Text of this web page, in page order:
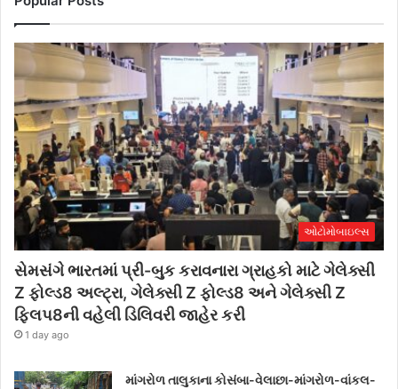
ઓટોમોબાઇલ્સ
સેમસંગે ભારતમાં પ્રી-બુક કરાવનારા ગ્રાહકો માટે ગેલેક્સી
Z ફોલ્ડ8 અલ્ટ્રા, ગેલેક્સી Z ફોલ્ડ8 અને ગેલેક્સી Z
ફ્લિપ8ની વહેલી ડિલિવરી જાહેર કરી
1 day ago
માંગરોળ તાલુકાના કોસંબા-વેલાછા-માંગરોળ-વાંકલ-